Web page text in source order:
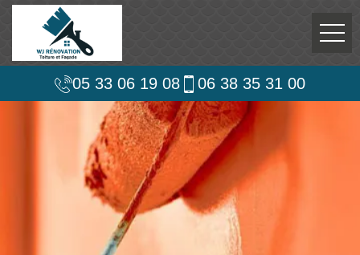
05 33 06 19 08 06 38 35 31 00